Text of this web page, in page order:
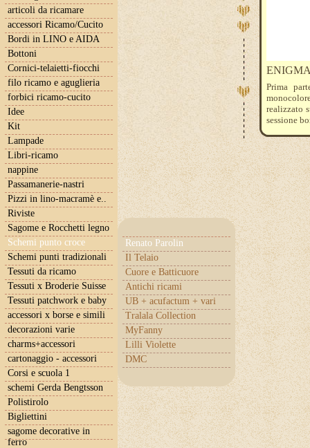
articoli da ricamare
accessori Ricamo/Cucito
Bordi in LINO e AIDA
Bottoni
Cornici-telaietti-fiocchi
filo ricamo e aguglieria
forbici ricamo-cucito
Idee
Kit
Lampade
Libri-ricamo
nappine
Passamanerie-nastri
Pizzi in lino-macramè e..
Riviste
Sagome e Rocchetti legno
Schemi punto croce
Renato Parolin
Il Telaio
Cuore e Batticuore
Antichi ricami
UB + acufactum + vari
Tralala Collection
MyFanny
Lilli Violette
DMC
Schemi punti tradizionali
Tessuti da ricamo
Tessuti x Broderie Suisse
Tessuti patchwork e baby
accessori x borse e simili
decorazioni varie
charms+accessori
cartonaggio - accessori
Corsi e scuola 1
schemi Gerda Bengtsson
Polistirolo
Bigliettini
sagome decorative in
ferro
Prima
realizzato
sessione